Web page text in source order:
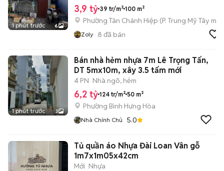
1 phút trước 6
3,9 tỷ 39 tr/m² 100 m²
Phường Tân Chánh Hiệp (P. Trung Mỹ Tây mới)
Zoly 8 đã bán
1 phút trước 3
Bán nhà hẻm nhựa 7m Lê Trọng Tấn,
DT 5mx10m, xây 3.5 tấm mới
4 PN Nhà ngõ, hẻm
6,2 tỷ 124 tr/m² 50 m²
Phường Bình Hưng Hòa
Nhà Chính Chủ 5.0
Tủ quần áo Nhựa Đài Loan Vân gỗ
1m7x1m05x42cm
Mới Nhựa